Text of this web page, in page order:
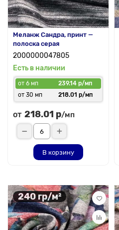
Меланж Сандра, принт —
полоска серая
2000000047805
Есть в наличии
от 6 мп
239.14 р/мп
от 30 мп
218.01 р/мп
от 218.01 р/мп
В корзину
240 гр/м²